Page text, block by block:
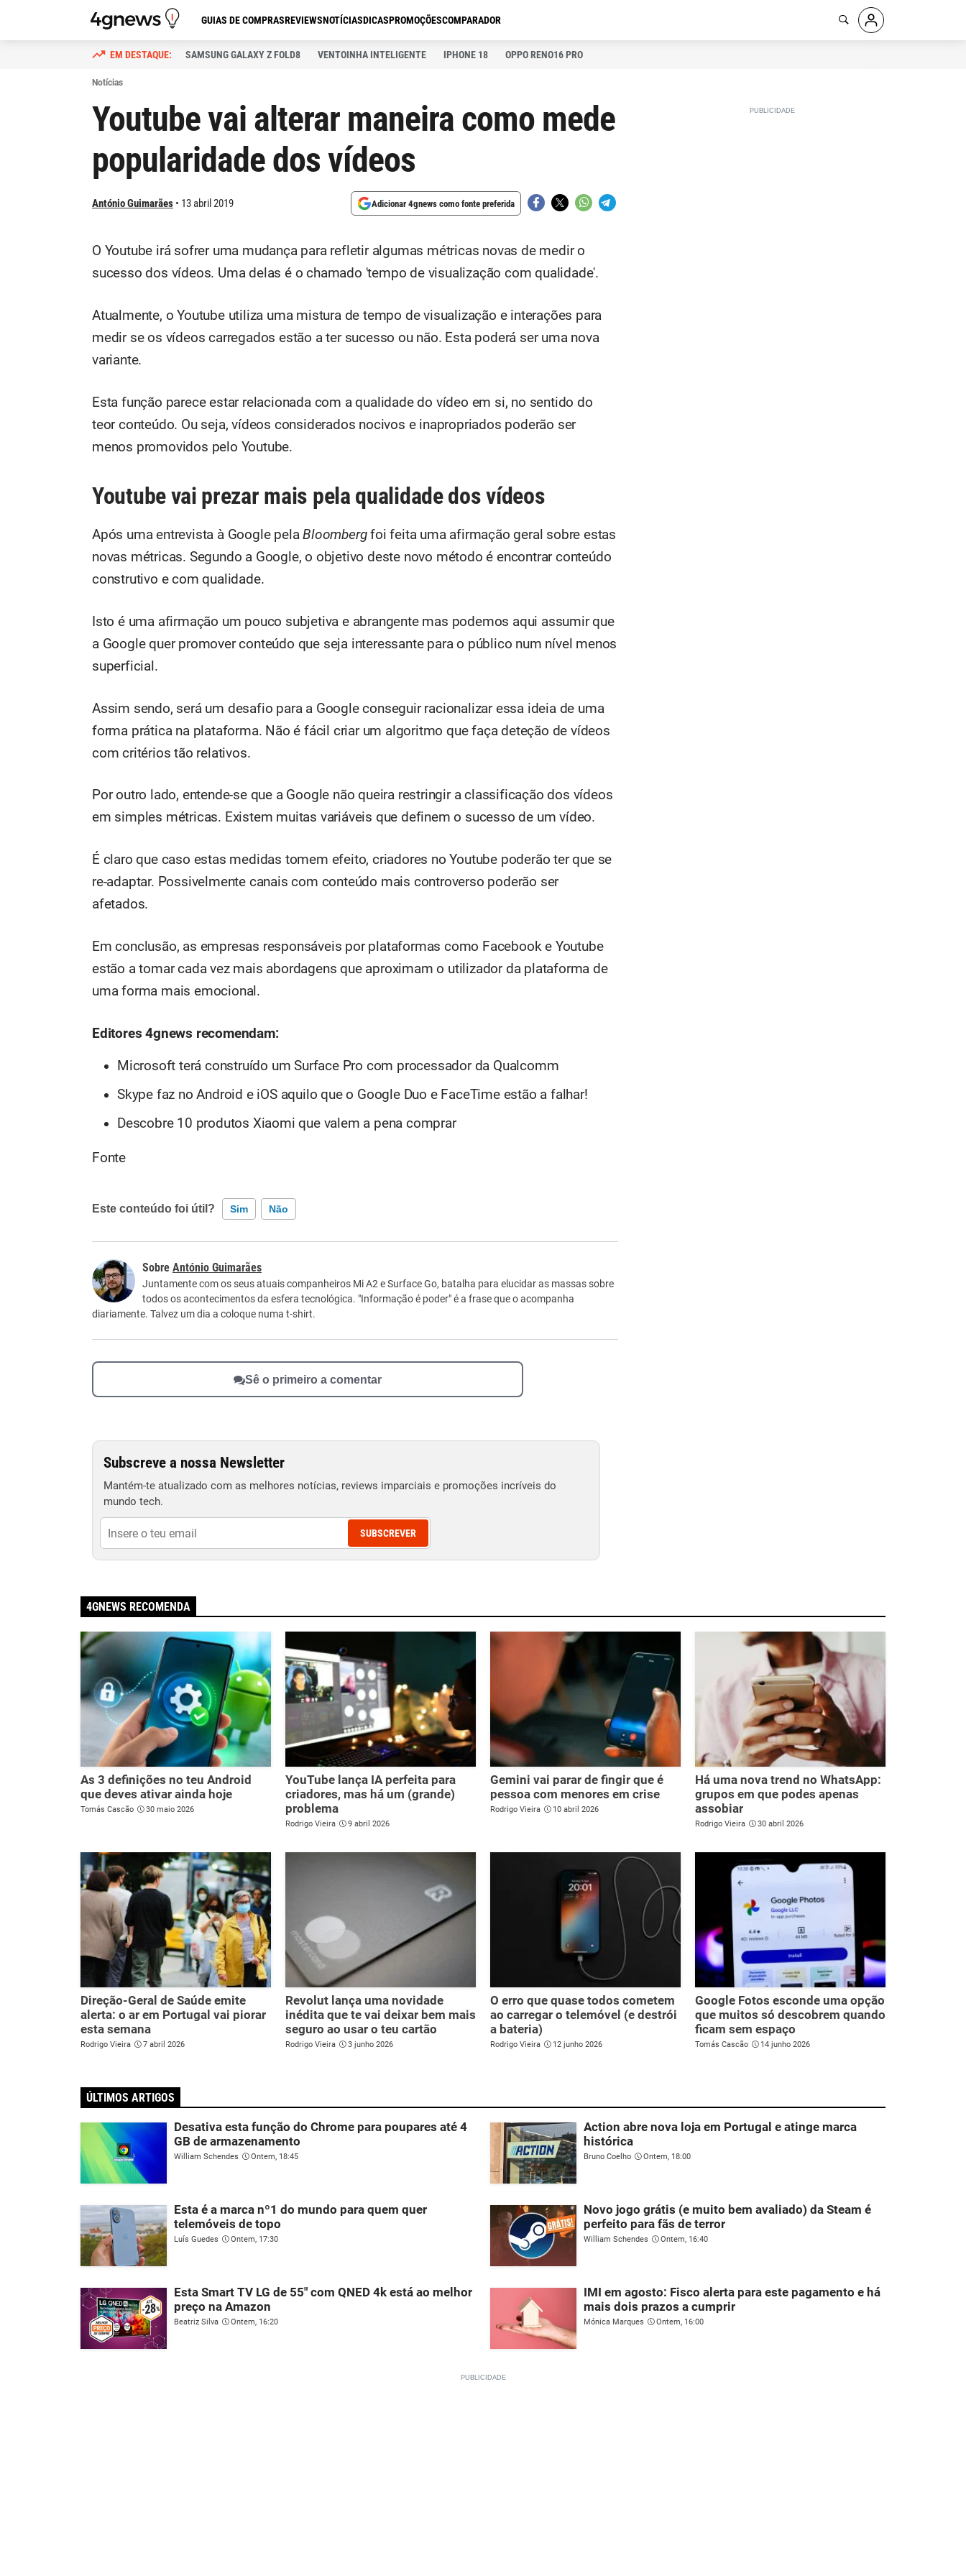
GUIAS DE COMPRASREVIEWSNOTÍCIASDICASPROMOÇÕESCOMPARADOR
SAMSUNG GALAXY Z FOLD8 VENTOINHA INTELIGENTE IPHONE 18 OPPO RENO16 PRO
Notícias
Youtube vai alterar maneira como mede
popularidade dos vídeos
António Guimarães 13 abril 2019 Adicionar 4gnews como fonte preferida
O Youtube irá sofrer uma mudança para refletir algumas métricas novas de medir o
sucesso dos vídeos. Uma delas é o chamado 'tempo de visualização com qualidade'.
Atualmente, o Youtube utiliza uma mistura de tempo de visualização e interações para
medir se os vídeos carregados estão a ter sucesso ou não. Esta poderá ser uma nova
variante.
Esta função parece estar relacionada com a qualidade do vídeo em si, no sentido do
teor conteúdo. Ou seja, vídeos considerados nocivos e inapropriados poderão ser
menos promovidos pelo Youtube.
Youtube vai prezar mais pela qualidade dos vídeos
Após uma entrevista à Google pelaBloombergfoi feita uma afirmação geral sobre estas
novas métricas. Segundo a Google, o objetivo deste novo método é encontrar conteúdo
construtivo e com qualidade.
Isto é uma afirmação um pouco subjetiva e abrangente mas podemos aqui assumir que
a Google quer promover conteúdo que seja interessante para o público num nível menos
superficial.
Assim sendo, será um desafio para a Google conseguir racionalizar essa ideia de uma
forma prática na plataforma. Não é fácil criar um algoritmo que faça deteção de vídeos
com critérios tão relativos.
Por outro lado, entende-se que a Google não queira restringir a classificação dos vídeos
em simples métricas. Existem muitas variáveis que definem o sucesso de um vídeo.
É claro que caso estas medidas tomem efeito, criadores no Youtube poderão ter que se
re-adaptar. Possivelmente canais com conteúdo mais controverso poderão ser
afetados.
Em conclusão, as empresas responsáveis por plataformas como Facebook e Youtube
estão a tomar cada vez mais abordagens que aproximam o utilizador da plataforma de
uma forma mais emocional.
Editores 4gnews recomendam:
Microsoft terá construído um Surface Pro com processador da Qualcomm
Skype faz no Android e iOS aquilo que o Google Duo e FaceTime estão a falhar!
Descobre 10 produtos Xiaomi que valem a pena comprar
Fonte
Este conteúdo foi útil? Sim Não
Este conteúdo não tem a informação que procuro
Outro
António Guimarães
Juntamente com os seus atuais companheiros Mi A2 e Surface Go, batalha para elucidar as massas sobre
todos os acontecimentos da esfera tecnológica. "Informação é poder" é a frase que o acompanha
diariamente. Talvez um dia a coloque numa t-shirt.
Sê o primeiro a comentar
Subscreve a nossa Newsletter
Mantém-te atualizado com as melhores notícias, reviews imparciais e promoções incríveis do
mundo tech.
SUBSCREVER
4GNEWS RECOMENDA
As 3 definições no teu Android
que deves ativar ainda hoje
Tomás Cascão 30 maio 2026
YouTube lança IA perfeita para
criadores, mas há um (grande)
problema
Rodrigo Vieira 9 abril 2026
Gemini vai parar de fingir que é
pessoa com menores em crise
Rodrigo Vieira 10 abril 2026
Há uma nova trend no WhatsApp:
grupos em que podes apenas
assobiar
Rodrigo Vieira 30 abril 2026
Direção-Geral de Saúde emite
alerta: o ar em Portugal vai piorar
esta semana
Rodrigo Vieira 7 abril 2026
Revolut lança uma novidade
inédita que te vai deixar bem mais
seguro ao usar o teu cartão
Rodrigo Vieira 3 junho 2026
O erro que quase todos cometem
ao carregar o telemóvel (e destrói
a bateria)
Rodrigo Vieira 12 junho 2026
Google Fotos esconde uma opção
que muitos só descobrem quando
ficam sem espaço
Tomás Cascão 14 junho 2026
ÚLTIMOS ARTIGOS
Desativa esta função do Chrome para poupares até 4
GB de armazenamento
William Schendes Ontem, 18:45
Action abre nova loja em Portugal e atinge marca
histórica
Bruno Coelho Ontem, 18:00
Esta é a marca nº1 do mundo para quem quer
telemóveis de topo
Luís Guedes Ontem, 17:30
Novo jogo grátis (e muito bem avaliado) da Steam é
perfeito para fãs de terror
William Schendes Ontem, 16:40
Esta Smart TV LG de 55" com QNED 4k está ao melhor
preço na Amazon
Beatriz Silva Ontem, 16:20
IMI em agosto: Fisco alerta para este pagamento e há
mais dois prazos a cumprir
Mónica Marques Ontem, 16:00